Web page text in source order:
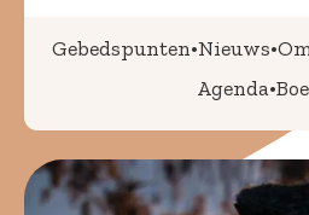
Gebedspunten•Nieuws•
Agenda•